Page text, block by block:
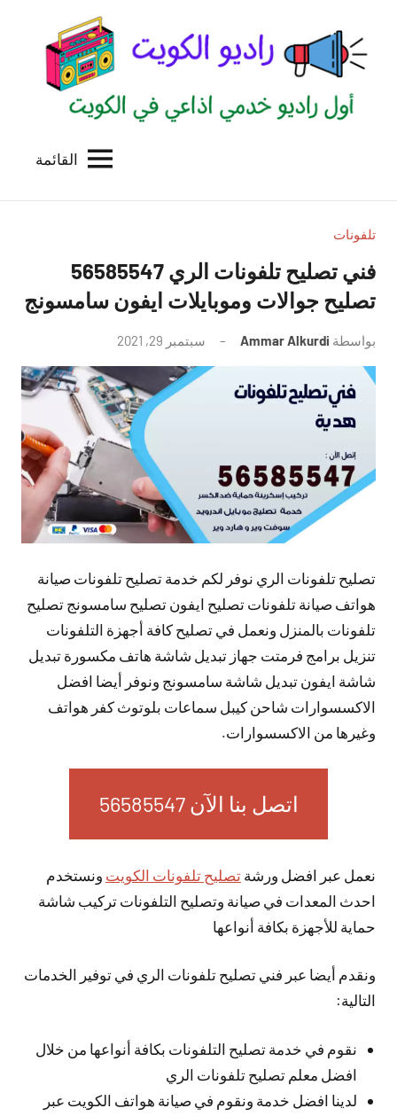
المحتوى
الكويت
للاعلانات
بالكويت
القائمة
تلفونات
فني تصليح تلفونات الري 56585547
تصليح جوالات وموبايلات ايفون سامسونج
بواسطة Ammar Alkurdi سبتمبر 29, 2021
توجد
تعليقات
تصليح تلفونات الري نوفر لكم خدمة تصليح تلفونات صيانة
هواتف صيانة تلفونات تصليح ايفون تصليح سامسونج تصليح
تلفونات بالمنزل ونعمل في تصليح كافة أجهزة التلفونات
تنزيل برامج فرمتت جهاز تبديل شاشة هاتف مكسورة تبديل
شاشة ايفون تبديل شاشة سامسونج ونوفر أيضا افضل
الاكسسوارات شاحن كيبل سماعات بلوتوث كفر هواتف
وغيرها من الاكسسوارات.
اتصل بنا الآن 56585547
نعمل عبر افضل ورشة تصليح تلفونات الكويت ونستخدم
احدث المعدات في صيانة وتصليح التلفونات تركيب شاشة
حماية للأجهزة بكافة أنواعها
ونقدم أيضا عبر فني تصليح تلفونات الري في توفير الخدمات
التالية:
نقوم في خدمة تصليح التلفونات بكافة أنواعها من خلال
افضل معلم تصليح تلفونات الري
لدينا افضل خدمة ونقوم في صيانة هواتف الكويت عبر